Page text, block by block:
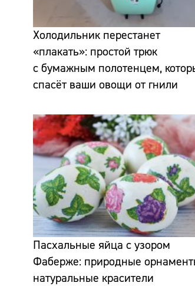
Холодильник перестанет
«плакать»: простой трюк
с бумажным полотенцем,
спасёт ваши овощи от гнили
Пасхальные яйца с узором
Фаберже: природные
натуральные красители